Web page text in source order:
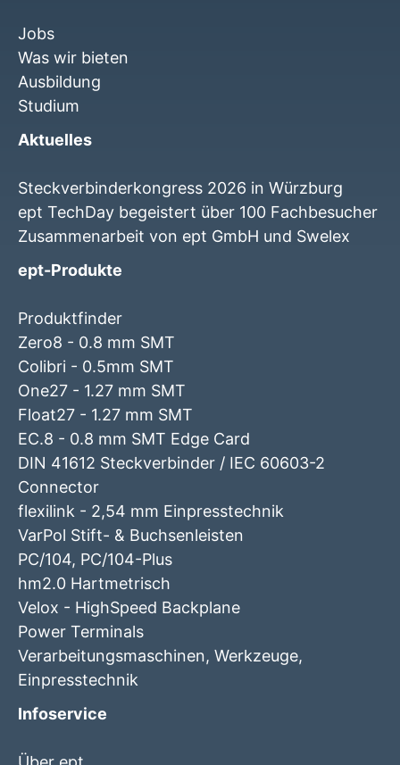
Jobs
Was wir bieten
Ausbildung
Studium
Aktuelles
Steckverbinderkongress 2026 in Würzburg
ept TechDay begeistert über 100 Fachbesucher
Zusammenarbeit von ept GmbH und Swelex
ept-Produkte
Produktfinder
Zero8 - 0.8 mm SMT
Colibri - 0.5mm SMT
One27 - 1.27 mm SMT
Float27 - 1.27 mm SMT
EC.8 - 0.8 mm SMT Edge Card
DIN 41612 Steckverbinder / IEC 60603-2
Connector
flexilink - 2,54 mm Einpresstechnik
VarPol Stift- & Buchsenleisten
PC/104, PC/104-Plus
hm2.0 Hartmetrisch
Velox - HighSpeed Backplane
Power Terminals
Verarbeitungsmaschinen, Werkzeuge,
Einpresstechnik
Infoservice